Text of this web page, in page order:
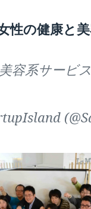
の健康と
容系サービ